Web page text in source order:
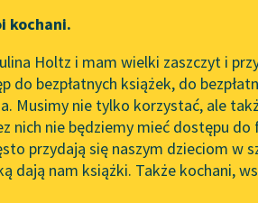
redakcyjne
Wolne Lektury na 32.
Pol’and’Rock Festivalu
„Kochanek Lady
do słuchania na
Lekturach
Nowy audiobook –
kochani.
Holtz i mam wielki zaszczyt i
do bezpłatnych książek, do
Musimy nie tylko korzystać, ale
nich nie będziemy mieć dostępu
przydają się naszym dzieciom w
dają nam książki. Także kochani,
Marcel Proust✖